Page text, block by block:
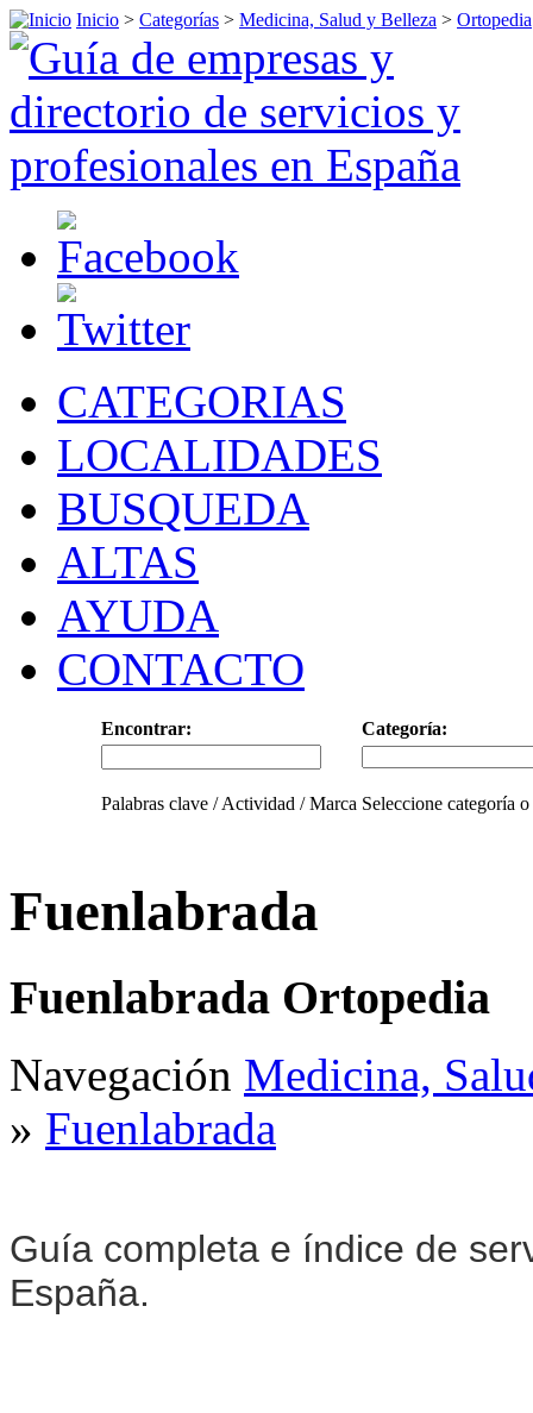
Inicio > Categorías > Medicina, Salud y Belleza > Ortopedia
CATEGORIAS
LOCALIDADES
BUSQUEDA
ALTAS
AYUDA
CONTACTO
Encontrar: Categoría:
Palabras clave / Actividad / Marca Seleccione categoría
Fuenlabrada
Fuenlabrada Ortopedia
Navegación Medicina,
» Fuenlabrada
Guía completa e índice de
España.